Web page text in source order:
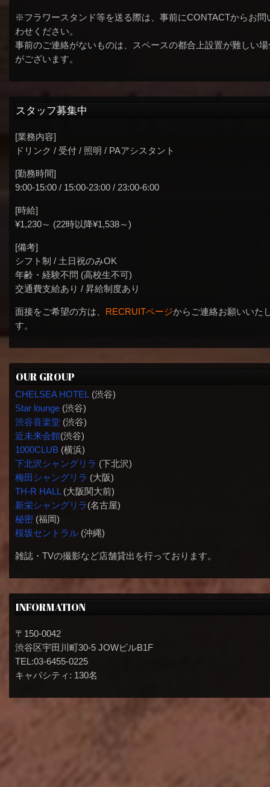
※フラワースタンド等を送る際は、事前にCONTACTからお問
わせください。
事前のご連絡がないものは、スペースの都合上設置が難しい場
がございます。
スタッフ募集中
[業務内容]
ドリンク / 受付 / 照明 / PAアシスタント
[勤務時間]
9:00-15:00 / 15:00-23:00 / 23:00-6:00
[時給]
¥1,230～ (22時以降¥1,538～)
[備考]
シフト制 / 土日祝のみOK
年齢・経験不問 (高校生不可)
交通費支給あり / 昇給制度あり
面接をご希望の方は、 RECRUITページからご連絡お願いいた
す。
OUR GROUP
CHELSEA HOTEL (渋谷)
Star lounge(渋谷)
渋谷音楽堂(渋谷)
近未来会館(渋谷)
1000CLUB(横浜)
下北沢シャングリラ (下北沢)
梅田シャングリラ (大阪)
TH-R HALL(大阪関大前)
新栄シャングリラ(名古屋)
秘密(福岡)
桜坂セントラル(沖縄)
雑誌・TVの撮影など店舗貸出を行っております。
INFORMATION
〒150-0042
渋谷区宇田川町30-5 JOWビルB1F
TEL:03-6455-0225
キャパシティ: 130名